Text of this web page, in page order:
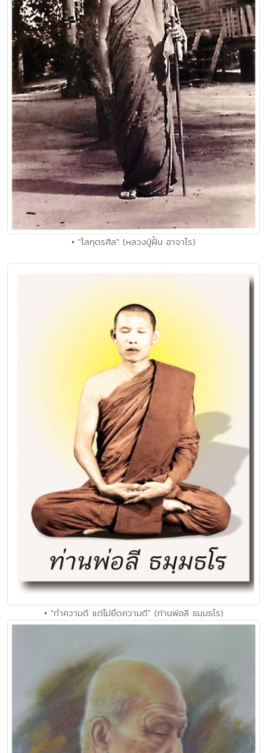
• "โลกุตรศีล" (หลวงปู่ฝั้น อาจาโร)
• "ทำความดี แต่ไม่ยึดความดี" (ท่านพ่อลี ธมฺมธโร)